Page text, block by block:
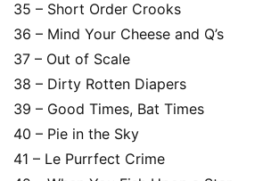
动
画
推
荐
登录
35 – Short Order Crooks
36 – Mind Your Cheese and Q’s
37 – Out of Scale
38 – Dirty Rotten Diapers
39 – Good Times, Bat Times
40 – Pie in the Sky
41 – Le Purrfect Crime